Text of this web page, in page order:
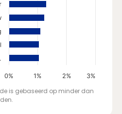
0% 1% 2% 3%
is gebaseerd op minder dan